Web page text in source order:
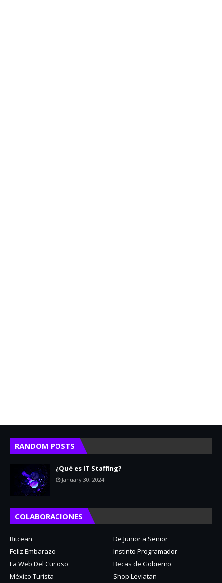
RANDOM POSTS
¿Qué es IT Staffing?
January 30, 2024
COLABORACIONES
Bitcean
De Junior a Senior
Feliz Embarazo
Instinto Programador
La Web Del Curioso
Becas de Gobierno
México Turista
Shop Leviatan